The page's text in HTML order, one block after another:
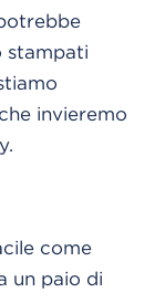
stampati
invieremo
come
un paio di